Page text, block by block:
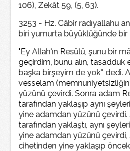
106), Zekât 59, (5, 63).
3253 - Hz. Câbir radıyallahu
biri yumurta büyüklüğünde bir
"Ey Allah'ın Resülü, şunu bir
geçirdim, bunu alın, tasadduk
başka birşeyim de yok'' dedi.
vesselam
yüzünü çevirdi. Sonra adam
tarafından yaklaşıp aynı
yine adamdan yüzünü
tarafından yaklaştı, aynı
yine adamdan yüzünü
cihetinden yine yaklaşıp